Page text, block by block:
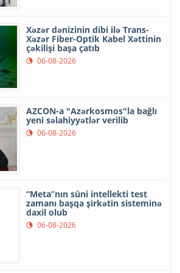
Xəzər dənizinin dibi ilə Trans-
Xəzər Fiber-Optik Kabel Xəttinin
çəkilişi başa çatıb
06-08-2026
AZCON-a "Azərkosmos"la bağlı
yeni səlahiyyətlər verilib
06-08-2026
“Meta”nın süni intellekti test
zamanı başqa şirkətin sisteminə
daxil olub
06-08-2026